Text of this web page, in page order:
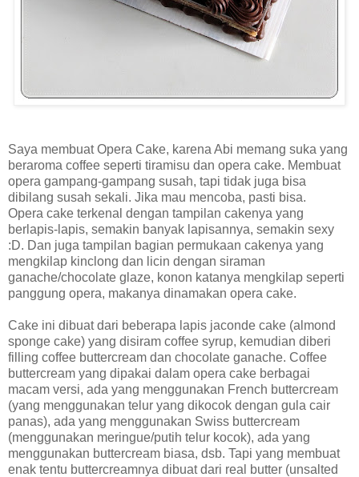
Saya membuat Opera Cake, karena Abi memang suka yang
beraroma coffee seperti tiramisu dan opera cake. Membuat
opera gampang-gampang susah, tapi tidak juga bisa
dibilang susah sekali. Jika mau mencoba, pasti bisa.
Opera cake terkenal dengan tampilan cakenya yang
berlapis-lapis, semakin banyak lapisannya, semakin sexy
:D. Dan juga tampilan bagian permukaan cakenya yang
mengkilap kinclong dan licin dengan siraman
ganache/chocolate glaze, konon katanya mengkilap seperti
panggung opera, makanya dinamakan opera cake.
Cake ini dibuat dari beberapa lapis jaconde cake (almond
sponge cake) yang disiram coffee syrup, kemudian diberi
filling coffee buttercream dan chocolate ganache. Coffee
buttercream yang dipakai dalam opera cake berbagai
macam versi, ada yang menggunakan French buttercream
(yang menggunakan telur yang dikocok dengan gula cair
panas), ada yang menggunakan Swiss buttercream
(menggunakan meringue/putih telur kocok), ada yang
menggunakan buttercream biasa, dsb. Tapi yang membuat
enak tentu buttercreamnya dibuat dari real butter (unsalted